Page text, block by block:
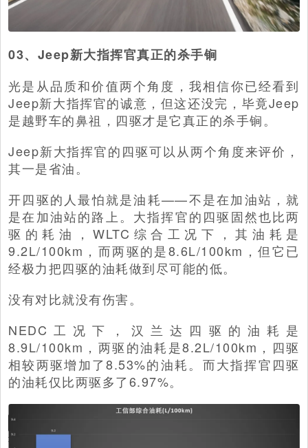
03、Jeep新大指挥官真正的杀手锏
光是从品质和价值两个角度，我相信你已经看到
Jeep新大指挥官的诚意，但这还没完，毕竟Jeep
是越野车的鼻祖，四驱才是它真正的杀手锏。
Jeep新大指挥官的四驱可以从两个角度来评价，
其一是省油。
开四驱的人最怕就是油耗——不是在加油站，就
是在加油站的路上。大指挥官的四驱固然也比两
驱的耗油，WLTC综合工况下，其油耗是
9.2L/100km，而两驱的是8.6L/100km，但它已
经极力把四驱的油耗做到尽可能的低。
没有对比就没有伤害。
NEDC工况下，汉兰达四驱的油耗是
8.9L/100km，两驱的油耗是8.2L/100km，四驱
相较两驱增加了8.53%的油耗。而大指挥官四驱
的油耗仅比两驱多了6.97%。